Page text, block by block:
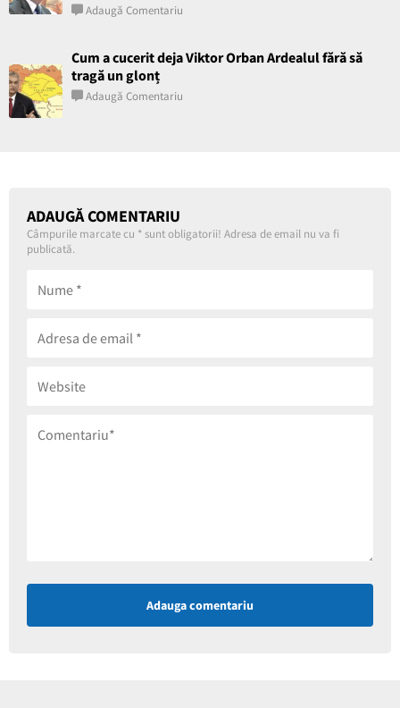
Adaugă Comentariu
Cum a cucerit deja Viktor Orban Ardealul fără să
tragă un glonț
Adaugă Comentariu
ADAUGĂ COMENTARIU
Câmpurile marcate cu *sunt obligatorii! Adresa de email nu va fi
publicată.
Adauga comentariu